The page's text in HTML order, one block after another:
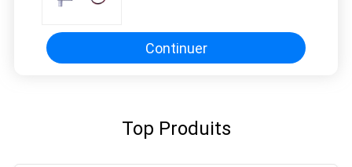
Continuer
Top Produits